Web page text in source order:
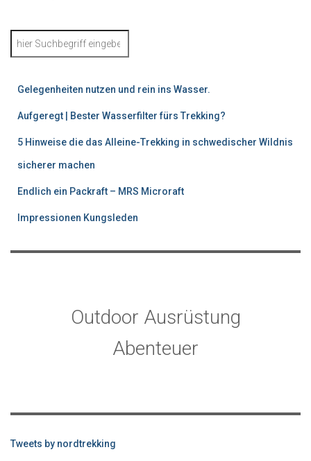
Gelegenheiten nutzen und rein ins Wasser.
Aufgeregt | Bester Wasserfilter fürs Trekking?
5 Hinweise die das Alleine-Trekking in schwedischer Wildnis
sicherer machen
Endlich ein Packraft – MRS Microraft
Impressionen Kungsleden
Outdoor Ausrüstung
Abenteuer
Tweets by nordtrekking